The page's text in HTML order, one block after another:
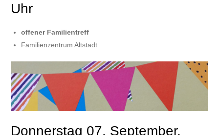
Uhr
offener Familientreff
Familienzentrum Altstadt
Donnerstag 07. September,